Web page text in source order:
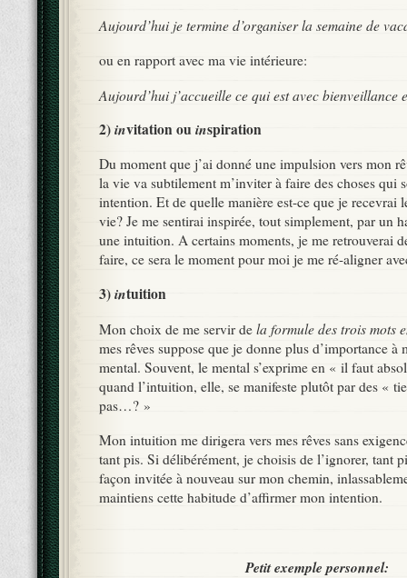
Aujourd’hui je termine d’organiser la semaine de
ou en rapport avec ma vie intérieure:
Aujourd’hui j’accueille ce qui est avec bienveillance
2)invitation ouinspiration
Du moment que j’ai donné une impulsion vers mon
la vie va subtilement m’inviter à faire des choses qui
intention. Et de quelle manière est-ce que je recevrai
vie? Je me sentirai inspirée, tout simplement, par un
une intuition. A certains moments, je me retrouverai
faire, ce sera le moment pour moi je me ré-aligner
3)intuition
Mon choix de me servir de la formule des trois mots
mes rêves suppose que je donne plus d’importance à
mental. Souvent, le mental s’exprime en « il faut
quand l’intuition, elle, se manifeste plutôt par des «
pas…? »
Mon intuition me dirigera vers mes rêves sans
tant pis. Si délibérément, je choisis de l’ignorer, tant
façon invitée à nouveau sur mon chemin,
maintiens cette habitude d’affirmer mon intention.
Petit exemple personnel: